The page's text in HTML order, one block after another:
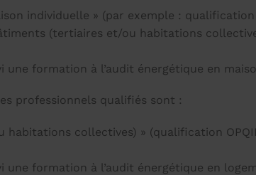
individuelle » (par exemple : qualification
(tertiaires et/ou habitations
formation à l’audit énergétique en
professionnels qualifiés sont :
collectives) » (qualification
formation à l’audit énergétique en